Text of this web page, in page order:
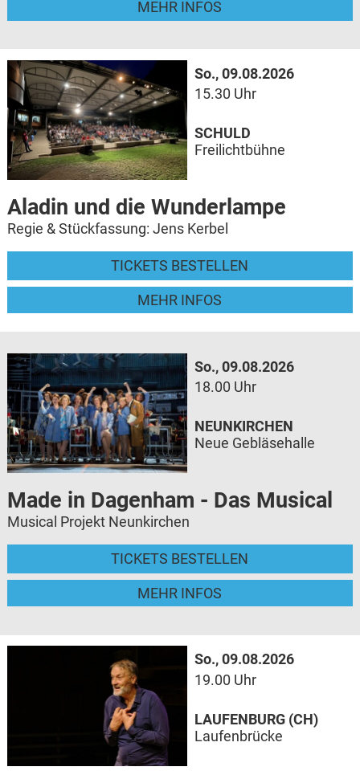
MEHR INFOS
So., 09.08.2026
15.30 Uhr
Aladin und die Wunderlampe
Regie & Stückfassung: Jens Kerbel
TICKETS BESTELLEN
MEHR INFOS
SCHULD
Freilichtbühne
So., 09.08.2026
18.00 Uhr
Made in Dagenham - Das Musical
Musical Projekt Neunkirchen
TICKETS BESTELLEN
MEHR INFOS
NEUNKIRCHEN
Neue Gebläsehalle
So., 09.08.2026
19.00 Uhr
LAUFENBURG (CH)
Laufenbrücke